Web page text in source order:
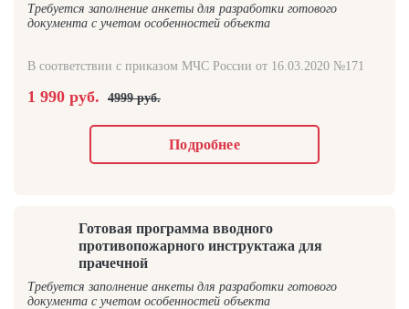
Требуется заполнение анкеты для разработки готового
документа с учетом особенностей объекта
В соответствии с приказом МЧС России от 16.03.2020 №171
1 990 руб. 4999 руб.
Подробнее
Готовая программа вводного
противопожарного инструктажа для
прачечной
Требуется заполнение анкеты для разработки готового
документа с учетом особенностей объекта